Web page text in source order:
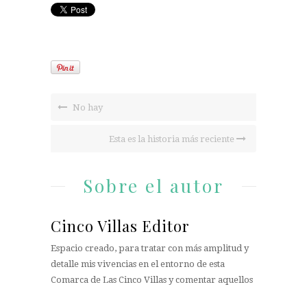
No hay
Esta es la historia más reciente
Sobre el autor
Cinco Villas Editor
Espacio creado, para tratar con más amplitud y
detalle mis vivencias en el entorno de esta
Comarca de Las Cinco Villas y comentar aquellos